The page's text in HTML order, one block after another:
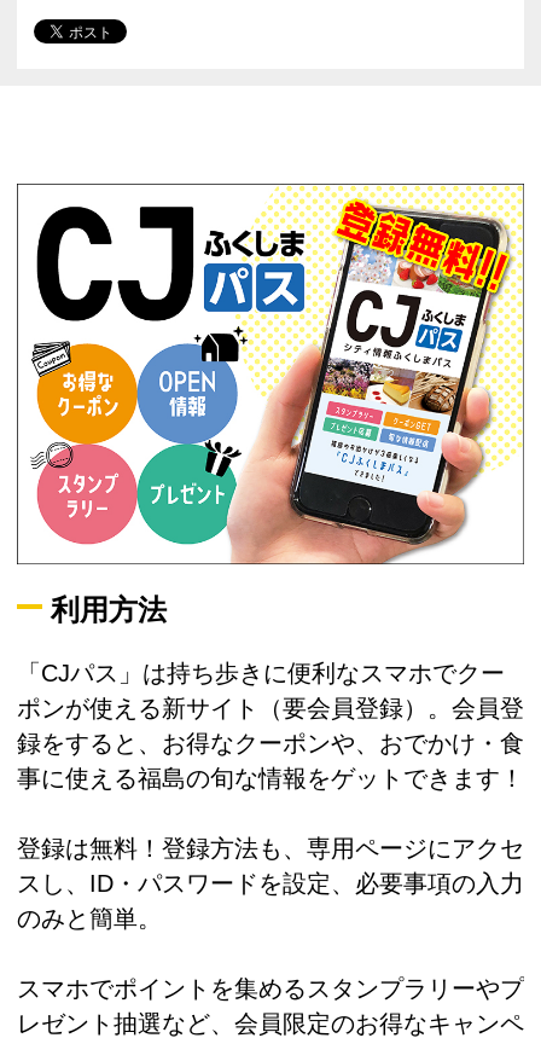
利用方法
「CJパス」は持ち歩きに便利なスマホでクー
ポンが使える新サイト（要会員登録）。会員登
録をすると、お得なクーポンや、おでかけ・食
事に使える福島の旬な情報をゲットできます！
登録は無料！登録方法も、専用ページにアクセ
スし、ID・パスワードを設定、必要事項の入力
のみと簡単。
スマホでポイントを集めるスタンプラリーやプ
レゼント抽選など、会員限定のお得なキャンペ